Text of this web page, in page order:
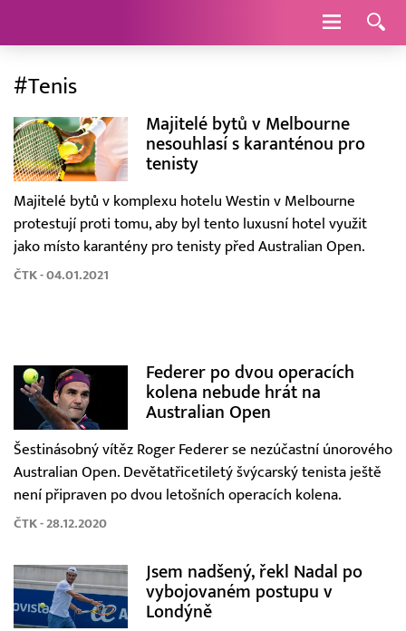
Navigace
#Tenis
Majitelé bytů v Melbourne
nesouhlasí s karanténou pro
tenisty
Majitelé bytů v komplexu hotelu Westin v Melbourne
protestují proti tomu, aby byl tento luxusní hotel využit
jako místo karantény pro tenisty před Australian Open.
ČTK - 04.01.2021
Federer po dvou operacích
kolena nebude hrát na
Australian Open
Šestinásobný vítěz Roger Federer se nezúčastní únorového
Australian Open. Devětatřicetiletý švýcarský tenista ještě
není připraven po dvou letošních operacích kolena.
ČTK - 28.12.2020
Jsem nadšený, řekl Nadal po
vybojovaném postupu v
Londýně